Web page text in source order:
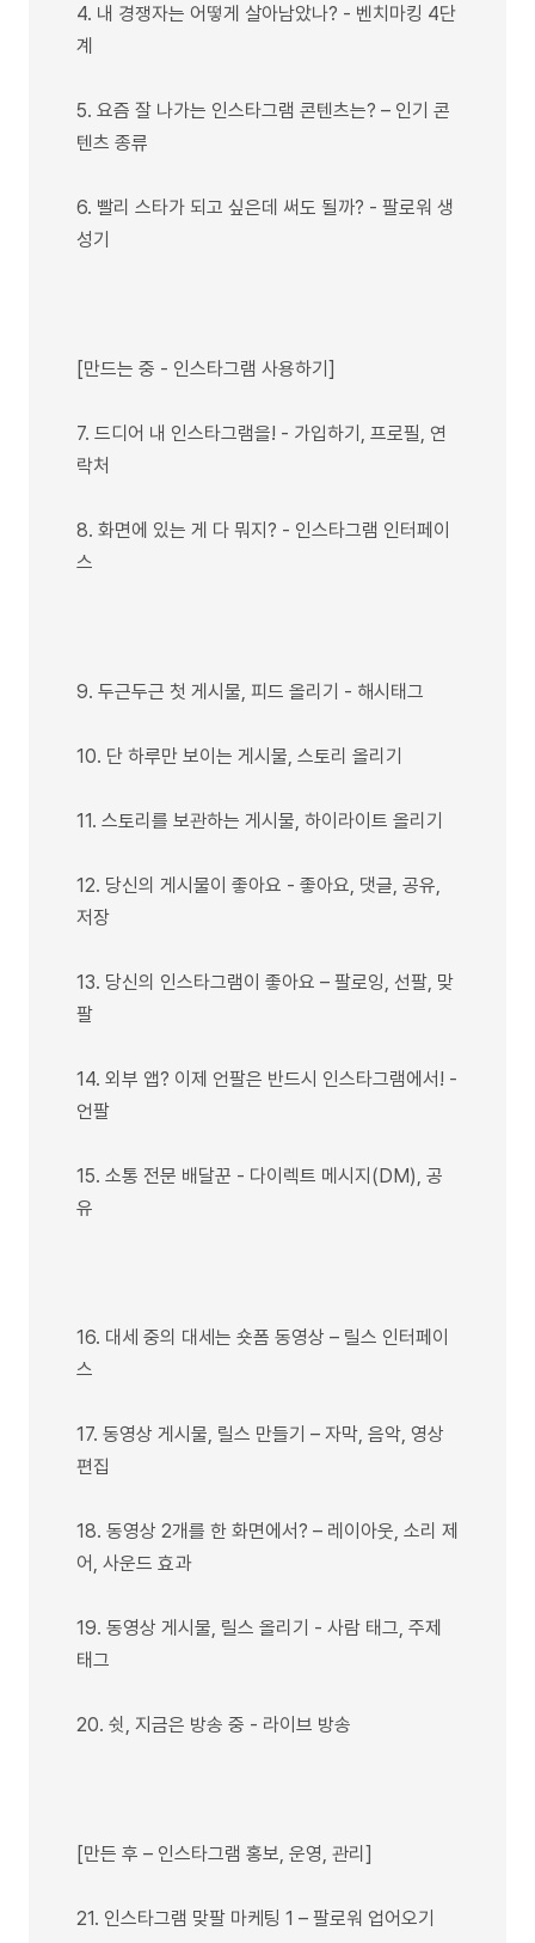
4. 내 경쟁자는 어떻게 살아남았나? - 벤치마킹 4단
계
5. 요즘 잘 나가는 인스타그램 콘텐츠는? – 인기 콘
텐츠 종류
6. 빨리 스타가 되고 싶은데 써도 될까? - 팔로워 생
성기
[만드는 중 - 인스타그램 사용하기]
7. 드디어 내 인스타그램을! - 가입하기, 프로필, 연
락처
8. 화면에 있는 게 다 뭐지? - 인스타그램 인터페이
스
9. 두근두근 첫 게시물, 피드 올리기 - 해시태그
10. 단 하루만 보이는 게시물, 스토리 올리기
11. 스토리를 보관하는 게시물, 하이라이트 올리기
12. 당신의 게시물이 좋아요 - 좋아요, 댓글, 공유,
저장
13. 당신의 인스타그램이 좋아요 – 팔로잉, 선팔, 맞
팔
14. 외부 앱? 이제 언팔은 반드시 인스타그램에서! -
언팔
15. 소통 전문 배달꾼 - 다이렉트 메시지(DM), 공
유
16. 대세 중의 대세는 숏폼 동영상 – 릴스 인터페이
스
17. 동영상 게시물, 릴스 만들기 – 자막, 음악, 영상
편집
18. 동영상 2개를 한 화면에서? – 레이아웃, 소리 제
어, 사운드 효과
19. 동영상 게시물, 릴스 올리기 - 사람 태그, 주제
태그
20. 쉿, 지금은 방송 중 - 라이브 방송
[만든 후 – 인스타그램 홍보, 운영, 관리]
21. 인스타그램 맞팔 마케팅 1 – 팔로워 업어오기